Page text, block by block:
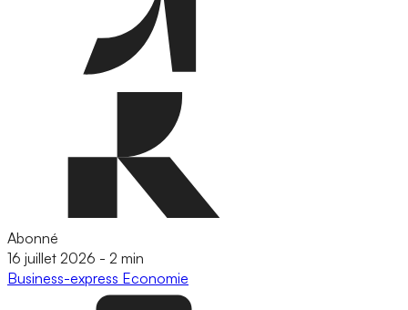
Abonné
16 juillet 2026 - 2 min
Business-express Economie